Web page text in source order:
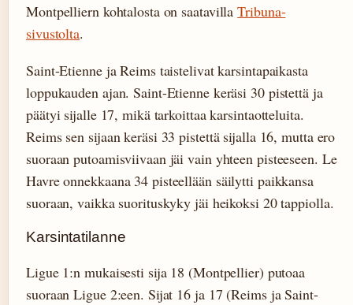
Montpelliern kohtalosta on saatavillaTribuna-
sivustolta.
Saint-Etienne ja Reims taistelivat karsintapaikasta
loppukauden ajan. Saint-Etienne keräsi 30 pistettä ja
päätyi sijalle 17, mikä tarkoittaa karsintaotteluita.
Reims sen sijaan keräsi 33 pistettä sijalla 16, mutta ero
suoraan putoamisviivaan jäi vain yhteen pisteeseen. Le
Havre onnekkaana 34 pisteellään säilytti paikkansa
suoraan, vaikka suorituskyky jäi heikoksi 20 tappiolla.
Karsintatilanne
Ligue 1:n mukaisesti sija 18 (Montpellier) putoaa
suoraan Ligue 2:een. Sijat 16 ja 17 (Reims ja Saint-